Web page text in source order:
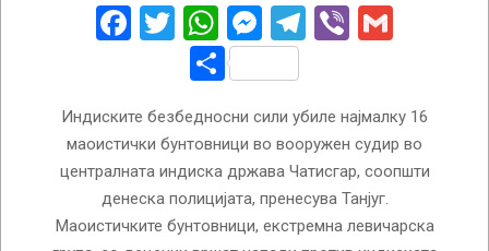
Facebook
Twitter
WhatsApp
Messenger
Telegram
Viber
Share
Индиските безбедносни сили убиле најмалку 16
маоистички бунтовници во вооружен судир во
централната индиска држава Чатисгар, соопшти
денеска полицијата, пренесува Танјуг.
Маоистичките бунтовници, екстремна левичарска